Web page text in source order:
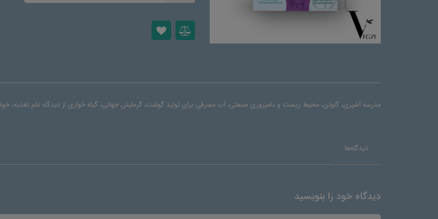
مدرسه آشپزی، گلوتن، محیط زیست و دامپروری صنعتی، آب مصرفی برای تولید گوشت، گرمایش جهانی، گیاه خواری از دیدگاه علم تغذیه،
دیدگاه‌ها
دیدگاه خود را بنویسید